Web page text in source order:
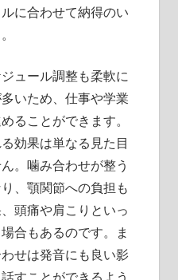
に合わせて納得のい
ュール調整も柔軟に
いため、仕事や学業
ることができます。
効果は単なる見た目
。噛み合わせが整う
、顎関節への負担も
頭痛や肩こりといっ
合もあるのです。ま
せは発音にも良い影